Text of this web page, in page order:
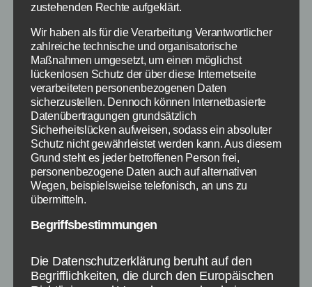
Wer kennt es nicht, dass sich der Schlüssel
wieder irgendwo versteckt hat, wo er nicht
gefunden werden möchte!? Mittlerweile gibt es
viele Gadgets, die sich auf die Schlüsselsuche
begeben und dir beim finden helfen. Der
HipKey von der dänischen Firma hippih kann
aber viel mehr. Mit ihm findest du alles wieder,
was du möchtest UND […]
Schlagwörter
Design,Empfehlung,Praktisches,App,Schnäppchen
Gadget
Kategorien
SCHNÄPPCHEN
zustehenden Rechte aufgeklärt.
Wir haben als für die Verarbeitung Verantwortlicher
zahlreiche technische und organisatorische
Maßnahmen umgesetzt, um einen möglichst
lückenlosen Schutz der über diese Internetseite
verarbeiteten personenbezogenen Daten
sicherzustellen. Dennoch können Internetbasierte
Datenübertragungen grundsätzlich
Sicherheitslücken aufweisen, sodass ein absoluter
Schutz nicht gewährleistet werden kann. Aus diesem
Grund steht es jeder betroffenen Person frei,
personenbezogene Daten auch auf alternativen
Wegen, beispielsweise telefonisch, an uns zu
übermitteln.
Begriffsbestimmungen
Die Datenschutzerklärung beruht auf den
Begrifflichkeiten, die durch den Europäischen